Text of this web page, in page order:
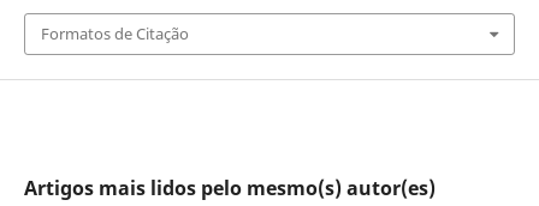
Formatos de Citação
Artigos mais lidos pelo mesmo(s) autor(es)